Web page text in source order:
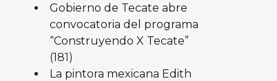
Gobierno de Tecate abre
convocatoria del programa
“Construyendo X Tecate”
(181)
La pintora mexicana Edith